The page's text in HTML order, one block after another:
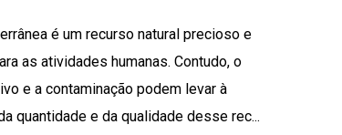
é um recurso natural precioso e
as atividades humanas. Contudo, o
e a contaminação podem levar à
quantidade e da qualidade desse rec...